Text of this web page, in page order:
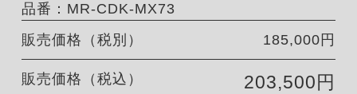
品番：MR-CDK-MX73
販売価格（税別）
185,000円
販売価格（税込） 203,500円